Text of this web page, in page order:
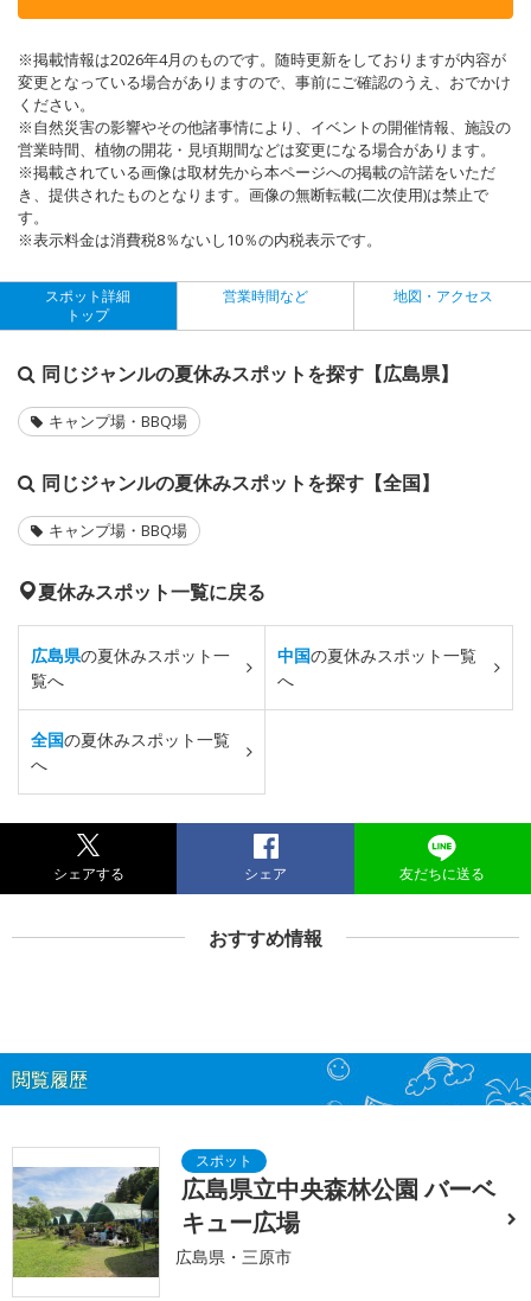
※掲載情報は2026年4月のものです。随時更新をしておりますが内容が
変更となっている場合がありますので、事前にご確認のうえ、おでかけ
ください。
※自然災害の影響やその他諸事情により、イベントの開催情報、施設の
営業時間、植物の開花・見頃期間などは変更になる場合があります。
※掲載されている画像は取材先から本ページへの掲載の許諾をいただ
き、提供されたものとなります。画像の無断転載(二次使用)は禁止で
す。
※表示料金は消費税8％ないし10％の内税表示です。
スポット詳細
トップ
営業時間など 地図・アクセス
同じジャンルの夏休みスポットを探す【広島県】
キャンプ場・BBQ場
同じジャンルの夏休みスポットを探す【全国】
キャンプ場・BBQ場
夏休みスポット一覧に戻る
広島県の夏休みスポット一
覧へ
中国の夏休みスポット一覧
へ
全国の夏休みスポット一覧
へ
シェアする シェア 友だちに送る
おすすめ情報
閲覧履歴
広島県立中央森林公園 バーベ
キュー広場
広島県・三原市